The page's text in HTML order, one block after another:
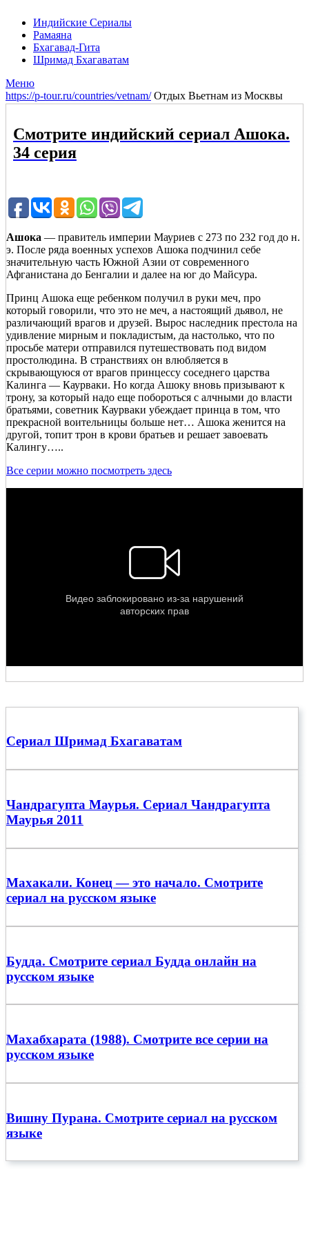
Индийские Сериалы
Рамаяна
Бхагавад-Гита
Шримад Бхагаватам
Меню
https://p-tour.ru/countries/vetnam/Отдых Вьетнам из Москвы
Смотрите индийский сериал Ашока.
34 серия
Ашока — правитель империи Мауриев с 273 по 232 год до н.
э. После ряда военных успехов Ашока подчинил себе
значительную часть Южной Азии от современного
Афганистана до Бенгалии и далее на юг до Майсура.
Принц Ашока еще ребенком получил в руки меч, про
который говорили, что это не меч, а настоящий дьявол, не
различающий врагов и друзей. Вырос наследник престола на
удивление мирным и покладистым, да настолько, что по
просьбе матери отправился путешествовать под видом
простолюдина. В странствиях он влюбляется в
скрывающуюся от врагов принцессу соседнего царства
Калинга — Каурваки. Но когда Ашоку вновь призывают к
трону, за который надо еще побороться с алчными до власти
братьями, советник Каурваки убеждает принца в том, что
прекрасной воительницы больше нет… Ашока женится на
другой, топит трон в крови братьев и решает завоевать
Калингу…..
Все серии можно посмотреть здесь
Сериал Шримад Бхагаватам
Чандрагупта Маурья. Сериал Чандрагупта
Маурья 2011
Махакали. Конец — это начало. Смотрите
сериал на русском языке
Будда. Смотрите сериал Будда онлайн на
русском языке
Махабхарата (1988). Смотрите все серии на
русском языке
Вишну Пурана. Смотрите сериал на русском
языке